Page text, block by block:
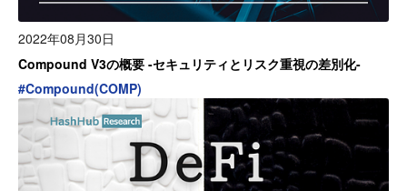
2022年08月30日
Compound V3の概要 -セキュリティとリスク重視の差別化-
#Compound(COMP)